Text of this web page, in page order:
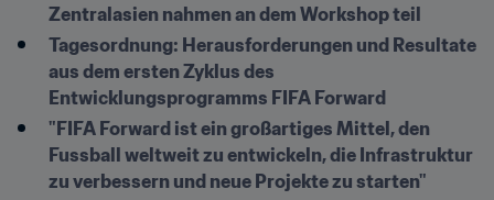
Zentralasien nahmen an dem Workshop teil
Tagesordnung: Herausforderungen und Resultate
aus dem ersten Zyklus des
Entwicklungsprogramms FIFA Forward
"FIFA Forward ist ein großartiges Mittel, den
Fussball weltweit zu entwickeln, die Infrastruktur
zu verbessern und neue Projekte zu starten"